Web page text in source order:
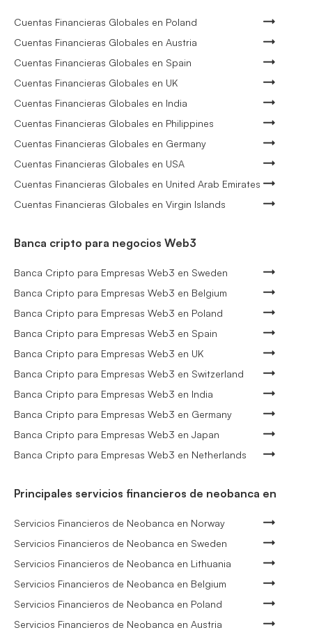
Cuentas Financieras Globales en Poland
Cuentas Financieras Globales en Austria
Cuentas Financieras Globales en Spain
Cuentas Financieras Globales en UK
Cuentas Financieras Globales en India
Cuentas Financieras Globales en Philippines
Cuentas Financieras Globales en Germany
Cuentas Financieras Globales en USA
Cuentas Financieras Globales en United Arab Emirates
Cuentas Financieras Globales en Virgin Islands
Banca cripto para negocios Web3
Banca Cripto para Empresas Web3 en Sweden
Banca Cripto para Empresas Web3 en Belgium
Banca Cripto para Empresas Web3 en Poland
Banca Cripto para Empresas Web3 en Spain
Banca Cripto para Empresas Web3 en UK
Banca Cripto para Empresas Web3 en Switzerland
Banca Cripto para Empresas Web3 en India
Banca Cripto para Empresas Web3 en Germany
Banca Cripto para Empresas Web3 en Japan
Banca Cripto para Empresas Web3 en Netherlands
Principales servicios financieros de neobanca en
Servicios Financieros de Neobanca en Norway
Servicios Financieros de Neobanca en Sweden
Servicios Financieros de Neobanca en Lithuania
Servicios Financieros de Neobanca en Belgium
Servicios Financieros de Neobanca en Poland
Servicios Financieros de Neobanca en Austria